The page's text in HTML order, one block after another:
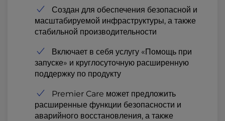
Создан для обеспечения безопасной и
масштабируемой инфраструктуры, а также
стабильной производительности
Включает в себя услугу «Помощь при
запуске» и круглосуточную расширенную
поддержку по продукту
Premier Care может предложить
расширенные функции безопасности и
аварийного восстановления, а также